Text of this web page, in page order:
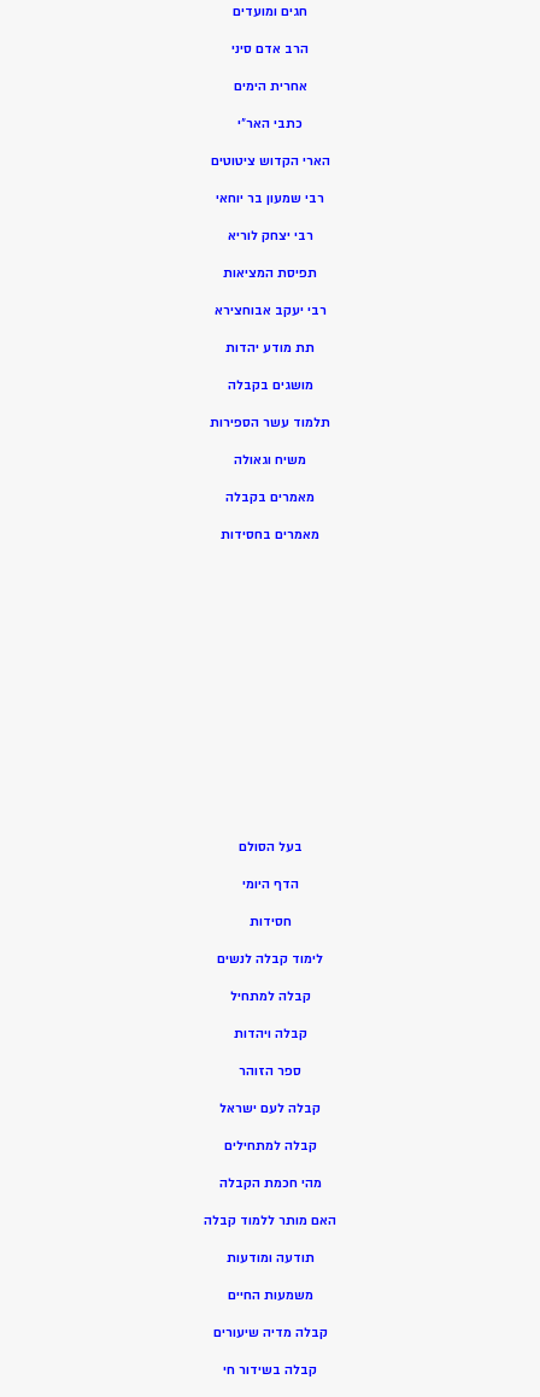
חגים ומועדים
הרב אדם סיני
אחרית הימים
כתבי האר”י
הארי הקדוש ציטוטים
רבי שמעון בר יוחאי
רבי יצחק לוריא
תפיסת המציאות
רבי יעקב אבוחצירא
תת מודע יהדות
מושגים בקבלה
תלמוד עשר הספירות
משיח וגאולה
מאמרים בקבלה
מאמרים בחסידות
בעל הסולם
הדף היומי
חסידות
לימוד קבלה לנשים
קבלה למתחיל
קבלה ויהדות
ספר הזוהר
קבלה לעם ישראל
קבלה למתחילים
מהי חכמת הקבלה
האם מותר ללמוד קבלה
תודעה ומודעות
משמעות החיים
קבלה מדיה שיעורים
קבלה בשידור חי